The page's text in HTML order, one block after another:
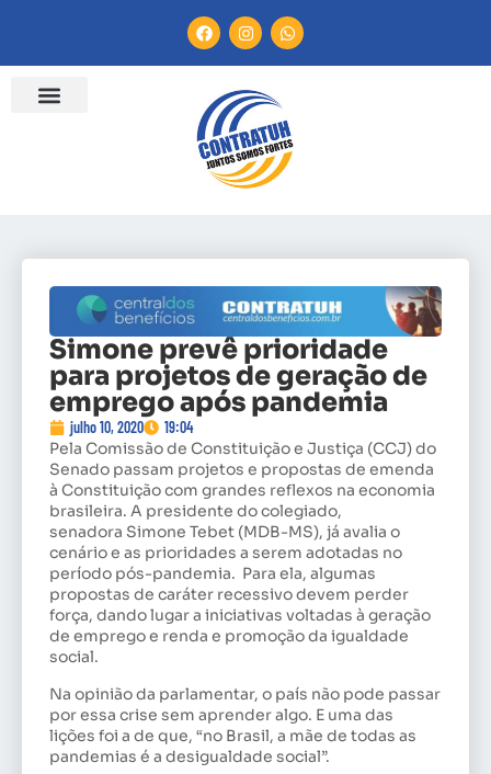
Simone prevê prioridade
para projetos de geração de
emprego após pandemia
julho 10, 2020 19:04
Pela Comissão de Constituição e Justiça (CCJ) do
Senado passam projetos e propostas de emenda
à Constituição com grandes reflexos na economia
brasileira. A presidente do colegiado,
senadora Simone Tebet (MDB-MS), já avalia o
cenário e as prioridades a serem adotadas no
período pós-pandemia. Para ela, algumas
propostas de caráter recessivo devem perder
força, dando lugar a iniciativas voltadas à geração
de emprego e renda e promoção da igualdade
social.
Na opinião da parlamentar, o país não pode passar
por essa crise sem aprender algo. E uma das
lições foi a de que, “no Brasil, a mãe de todas as
pandemias é a desigualdade social”.